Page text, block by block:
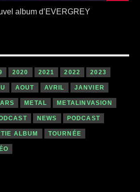
album d’EVERGREY
2020 2021 2022 2023
AOUT AVRIL JANVIER
METAL METALINVASION
NEWS PODCAST
ALBUM TOURNÉE